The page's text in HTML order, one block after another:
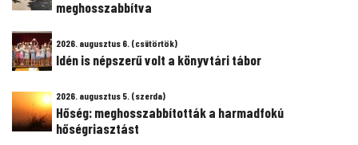
meghosszabbítva
2026. augusztus 6. (csütörtök)
Idén is népszerű volt a könyvtári tábor
2026. augusztus 5. (szerda)
Hőség: meghosszabbították a harmadfokú
hőségriasztást